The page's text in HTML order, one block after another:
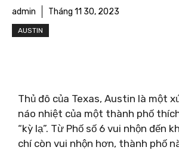
admin Tháng 11 30, 2023
AUSTIN
Thủ đô của Texas, Austin là một
náo nhiệt của một thành phố
“kỳ lạ”. Từ Phố số 6 vui nhộn đến
chí còn vui nhộn hơn, thành phố